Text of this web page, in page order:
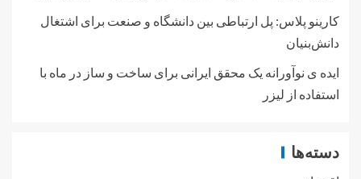
کارینو پلاس: پل ارتباطی بین دانشگاه و صنعت برای اشتغال
دانش‌بنیان
ایده ی نوآورانه یک محقق ایرانی برای ساخت و ساز در ماه با
استفاده از لیزر
دسته‌ها